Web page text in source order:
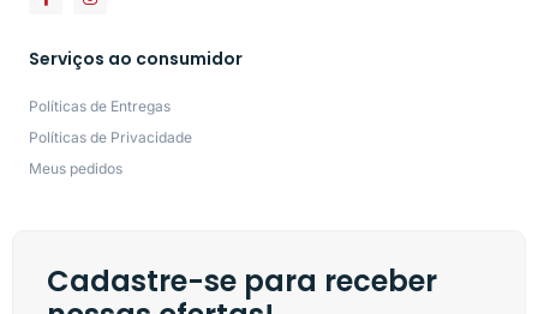
Serviços ao consumidor
Políticas de Entregas
Políticas de Privacidade
Meus pedidos
Cadastre-se para receber